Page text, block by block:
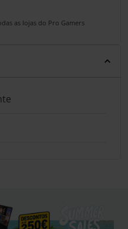
as lojas do Pro Gamers